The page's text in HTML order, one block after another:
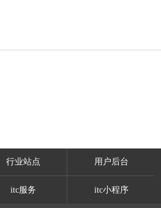
行业站点 用户后台
itc服务 itc小程序